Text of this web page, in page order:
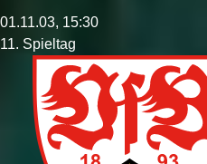
01.11.03, 15:30
11. Spieltag